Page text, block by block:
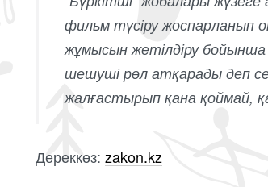
фильм түсіру жоспарланып
жұмысын жетілдіру бойынша
шешуші рөл атқарады деп
жалғастырып қана қоймай,
Дереккөз:zakon.kz